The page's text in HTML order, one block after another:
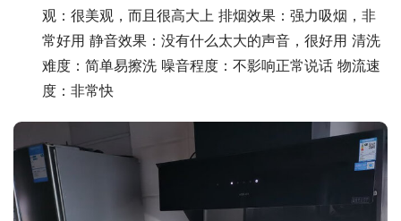
观：很美观，而且很高大上 排烟效果：强力吸烟，非
常好用 静音效果：没有什么太大的声音，很好用 清洗
难度：简单易擦洗 噪音程度：不影响正常说话 物流速
度：非常快